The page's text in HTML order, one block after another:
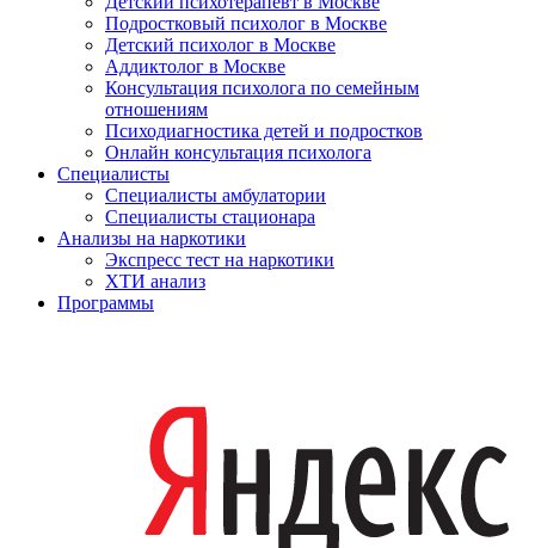
Подростковый психолог в Москве
Детский психолог в Москве
Аддиктолог в Москве
Консультация психолога по семейным
отношениям
Психодиагностика детей и подростков
Онлайн консультация психолога
Специалисты
Специалисты амбулатории
Специалисты стационара
Анализы на наркотики
Экспресс тест на наркотики
ХТИ анализ
Программы